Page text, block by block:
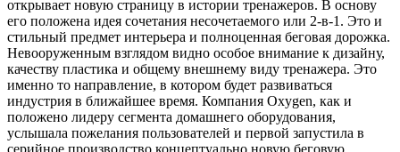
открывает новую страницу в истории тренажеров. В основу
его положена идея сочетания несочетаемого или 2-в-1. Это и
стильный предмет интерьера и полноценная беговая дорожка.
Невооруженным взглядом видно особое внимание к дизайну,
качеству пластика и общему внешнему виду тренажера. Это
именно то направление, в котором будет развиваться
индустрия в ближайшее время. Компания Oxygen, как и
положено лидеру сегмента домашнего оборудования,
услышала пожелания пользователей и первой запустила в
серийное производство концептуально новую беговую